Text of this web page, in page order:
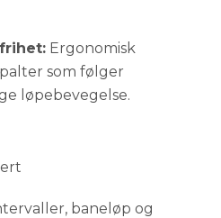
Ergonomisk
som følger
løpebevegelse.
baneløp og